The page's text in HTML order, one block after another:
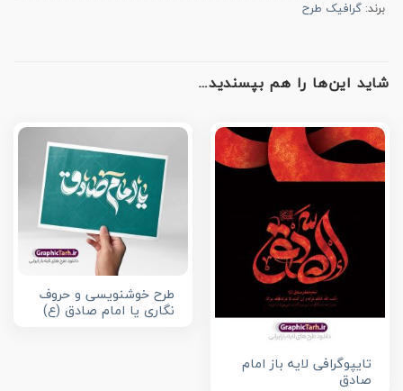
برند: گرافیک طرح
شاید این‌ها را هم بپسندید…
تایپوگرافی لایه باز امام
صادق
طرح خوشنویسی و حروف
نگاری یا امام صادق (ع)